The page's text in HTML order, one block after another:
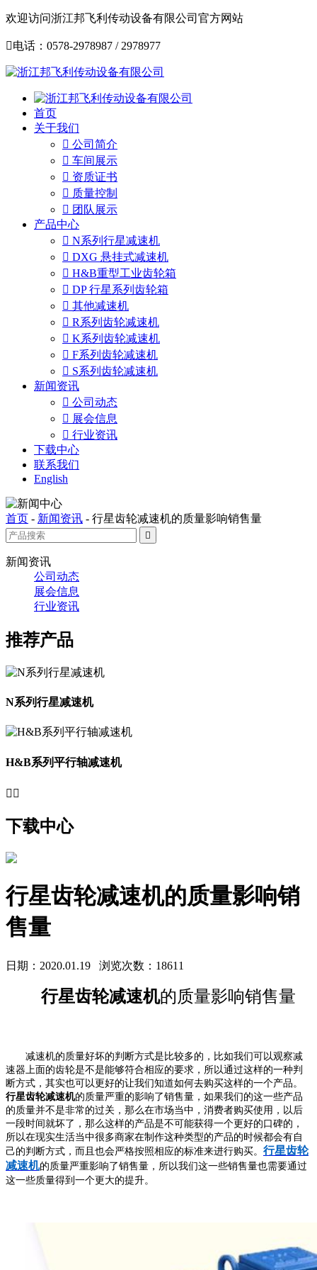
欢迎访问浙江邦飞利传动设备有限公司官方网站
电话：0578-2978987 / 2978977
首页
关于我们
 公司简介
 车间展示
 资质证书
 质量控制
 团队展示
产品中心
 N系列行星减速机
 DXG 悬挂式减速机
 H&B重型工业齿轮箱
 DP 行星系列齿轮箱
 其他减速机
 R系列齿轮减速机
 K系列齿轮减速机
 F系列齿轮减速机
 S系列齿轮减速机
新闻资讯
 公司动态
 展会信息
 行业资讯
下载中心
联系我们
English
首页 - 新闻资讯 - 行星齿轮减速机的质量影响销售量

新闻资讯
公司动态
展会信息
行业资讯
推荐产品
N系列行星减速机
H&B系列平行轴减速机
 
下载中心
行星齿轮减速机的质量影响销
售量
日期：2020.01.19 浏览次数：18611
行星齿轮减速机的质量影响销售量
减速机的质量好坏的判断方式是比较多的，比如我们可以观察减
速器上面的齿轮是不是能够符合相应的要求，所以通过这样的一种判
断方式，其实也可以更好的让我们知道如何去购买这样的一个产品。
行星齿轮减速机的质量严重的影响了销售量，如果我们的这一些产品
的质量并不是非常的过关，那么在市场当中，消费者购买使用，以后
一段时间就坏了，那么这样的产品是不可能获得一个更好的口碑的，
所以在现实生活当中很多商家在制作这种类型的产品的时候都会有自
己的判断方式，而且也会严格按照相应的标准来进行购买。 行星齿轮
减速机的质量严重影响了销售量，所以我们这一些销售量也需要通过
这一些质量得到一个更大的提升。